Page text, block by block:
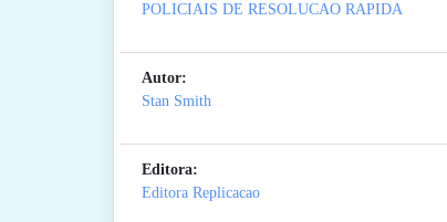
POLICIAIS DE RESOLUCAO RAPIDA
Autor:
Stan Smith
Editora:
Editora Replicacao